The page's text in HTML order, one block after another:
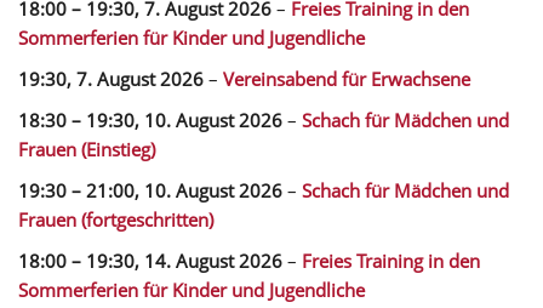
18:00 – 19:30, 7. August 2026 – Freies Training in den
Sommerferien für Kinder und Jugendliche
19:30, 7. August 2026 – Vereinsabend für Erwachsene
18:30 – 19:30, 10. August 2026 – Schach für Mädchen und
Frauen (Einstieg)
19:30 – 21:00, 10. August 2026 – Schach für Mädchen und
Frauen (fortgeschritten)
18:00 – 19:30, 14. August 2026 – Freies Training in den
Sommerferien für Kinder und Jugendliche